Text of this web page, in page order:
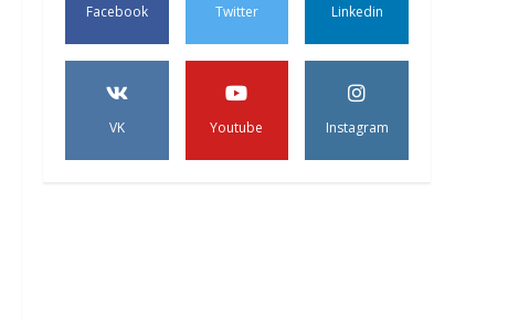
Facebook Twitter Linkedin
VK Youtube Instagram